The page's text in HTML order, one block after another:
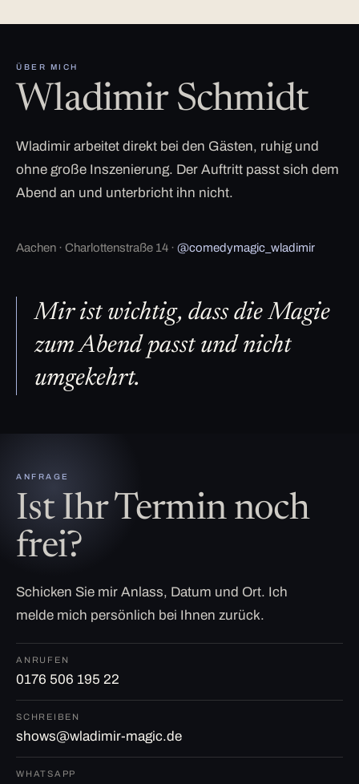
ÜBER MICH
Wladimir Schmidt
Wladimir arbeitet direkt bei den Gästen, ruhig und
ohne große Inszenierung. Der Auftritt passt sich dem
Abend an und unterbricht ihn nicht.
Aachen · Charlottenstraße 14 · @comedymagic_wladimir
Mir ist wichtig, dass die Magie
zum Abend passt und nicht
umgekehrt.
ANFRAGE
Ist Ihr Termin noch
frei?
Schicken Sie mir Anlass, Datum und Ort. Ich
melde mich persönlich bei Ihnen zurück.
ANRUFEN
0176 506 195 22
SCHREIBEN
shows@wladimir-magic.de
WHATSAPP